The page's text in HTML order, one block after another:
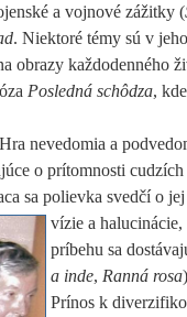
a vojnové zážitky (
. Niektoré témy sú v
obrazy každodenného
Posledná schôdza,
nevedomia a
o prítomnosti
sa polievka svedčí o
vízie a
príbehu sa
a inde, Ranná rosa
Prínos k